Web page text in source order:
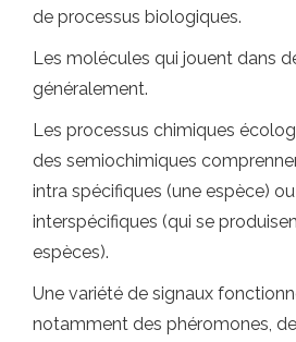
de processus biologiques.
Les molécules qui jouent dans
généralement.
Les processus chimiques
des semiochimiques
intra spécifiques (une espèce)
interspécifiques (qui se
espèces).
Une variété de signaux
notamment des phéromones,